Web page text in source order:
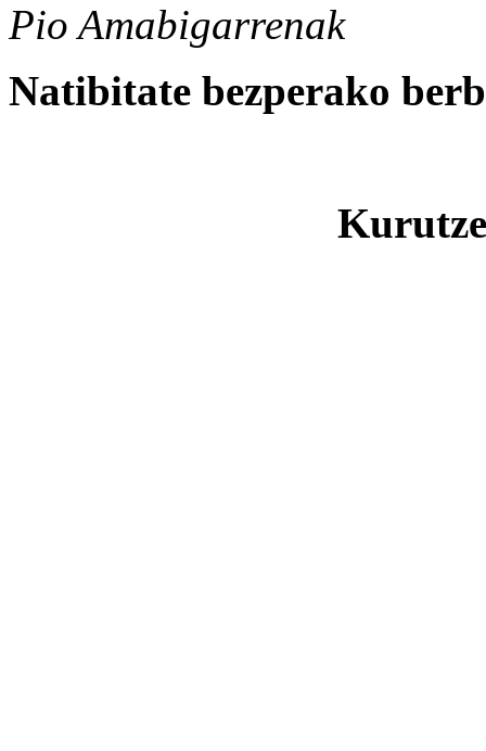
Pio Amabigarrenak
Natibitate bezperako